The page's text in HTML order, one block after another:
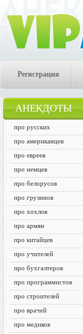
Регистрация
АНЕКДОТЫ
про русских
про американцев
про евреев
про немцев
про белорусов
про грузинов
про хохлов
про армян
про китайцев
про учителей
про бухгалтеров
про программистов
про строителей
про врачей
про медиков